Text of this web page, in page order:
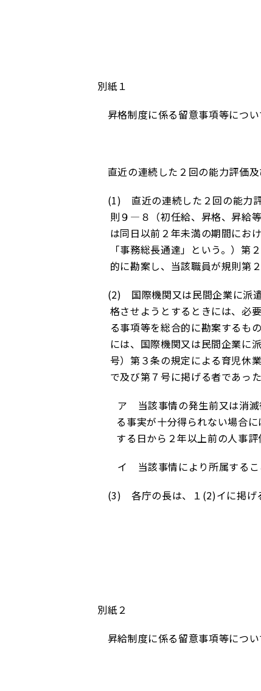
別紙１
昇格制度に係る留意事項等につい
直近の連続した２回の能力評価
(1) 直近の連続した２回の能力
則９―８（初任給、昇格、昇給
は同日以前２年未満の期間にお
「事務総長通達」という。）
的に勘案し、当該職員が規則第
(2) 国際機関又は民間企業に派
格させようとするときには、必
る事項等を総合的に勘案するも
には、国際機関又は民間企業に
号）第３条の規定による育児休
で及び第７号に掲げる者であっ
ア 当該事情の発生前又は消滅後
る事実が十分得られない場合
する日から２年以上前の人事
イ 当該事情により所属するこ
(3) 各庁の長は、１ (2)イに掲げ
別紙２
昇給制度に係る留意事項等につい